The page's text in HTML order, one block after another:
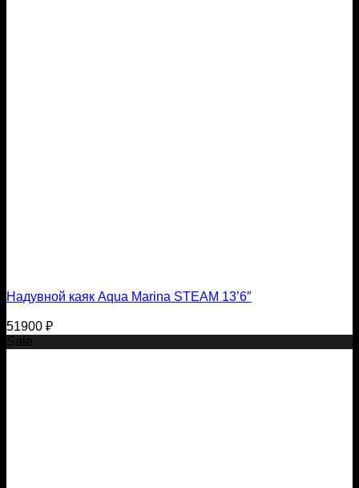
Надувной каяк Aqua Marina STEAM 13’6″
51900 ₽
Sale